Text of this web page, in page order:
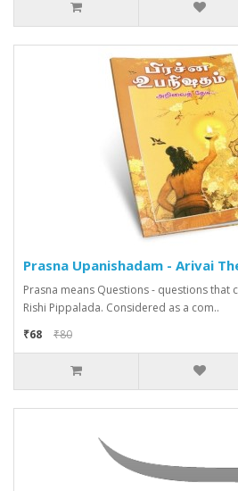
Prasna Upanishadam - Arivai
Prasna means Questions - questions that
Rishi Pippalada. Considered as a com..
₹68
₹80